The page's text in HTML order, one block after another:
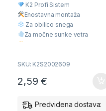
u
o
f
5
K2 Profi Sistem
Enostavna montaža
Za obilico snega
Za močne sunke vetra
SKU: K2S2002609
2,59€
Predvidena dostava: